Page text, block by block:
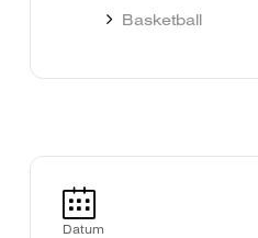
Basketball
Datum